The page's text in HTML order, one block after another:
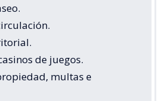
de juegos.
multas e